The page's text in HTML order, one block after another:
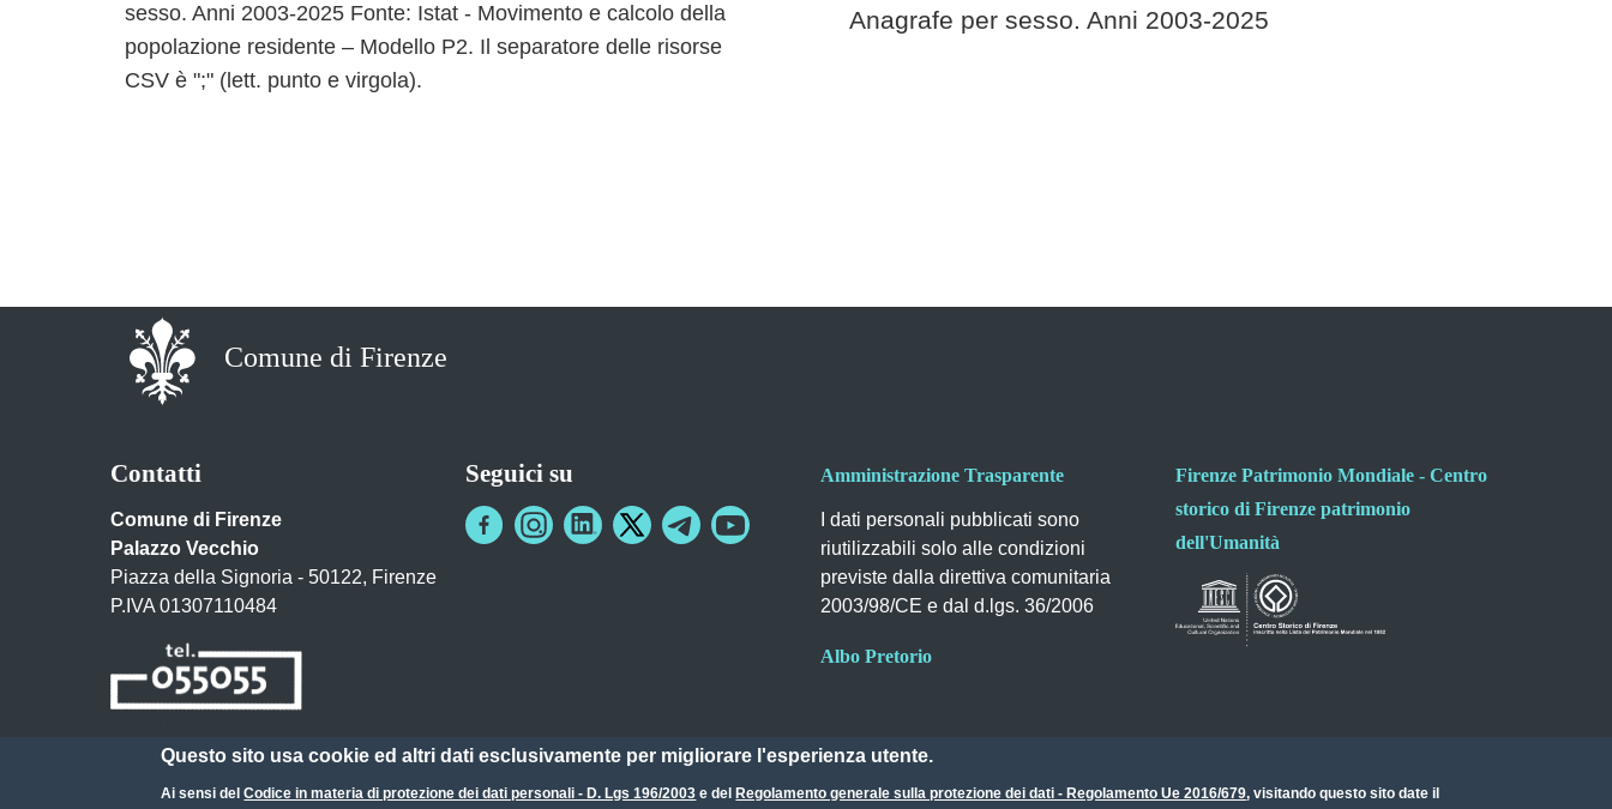
sesso. Anni 2003-2025 Fonte: Istat - Movimento e calcolo della
popolazione residente – Modello P2. Il separatore delle risorse
CSV è ";" (lett. punto e virgola).
Anagrafe per sesso. Anni 2003-2025
Comune di Firenze
Contatti
Comune di Firenze
Palazzo Vecchio
Piazza della Signoria - 50122, Firenze
P.IVA 01307110484
Posta Elettronica Certificata
Seguici su Amministrazione Trasparente
I dati personali pubblicati sono
riutilizzabili solo alle condizioni
previste dalla direttiva comunitaria
2003/98/CE e dal d.lgs. 36/2006
Albo Pretorio
Firenze Patrimonio Mondiale - Centro
storico di Firenze patrimonio
dell'Umanità
Questo sito usa cookie ed altri dati esclusivamente per migliorare l'esperienza utente.
Ai sensi delCodice in materia di protezione dei dati personali - D. Lgs 196/2003 e del Regolamento generale sulla protezione dei dati - Regolamento Ue 2016/679, visitando questo sito date il